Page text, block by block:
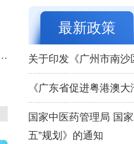
最新政策
关于印发《广州市南
《广东省促进粤港澳
国家中医药管理局 国
五”规划》的通知